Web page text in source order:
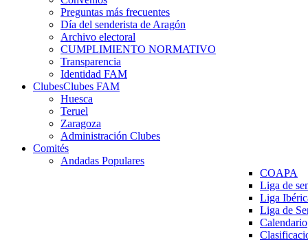
Preguntas más frecuentes
Día del senderista de Aragón
Archivo electoral
CUMPLIMIENTO NORMATIVO
Transparencia
Identidad FAM
ClubesClubes FAM
Huesca
Teruel
Zaragoza
Administración Clubes
Comités
Andadas Populares
COAPA
Liga de
Liga
Liga de
Calendario